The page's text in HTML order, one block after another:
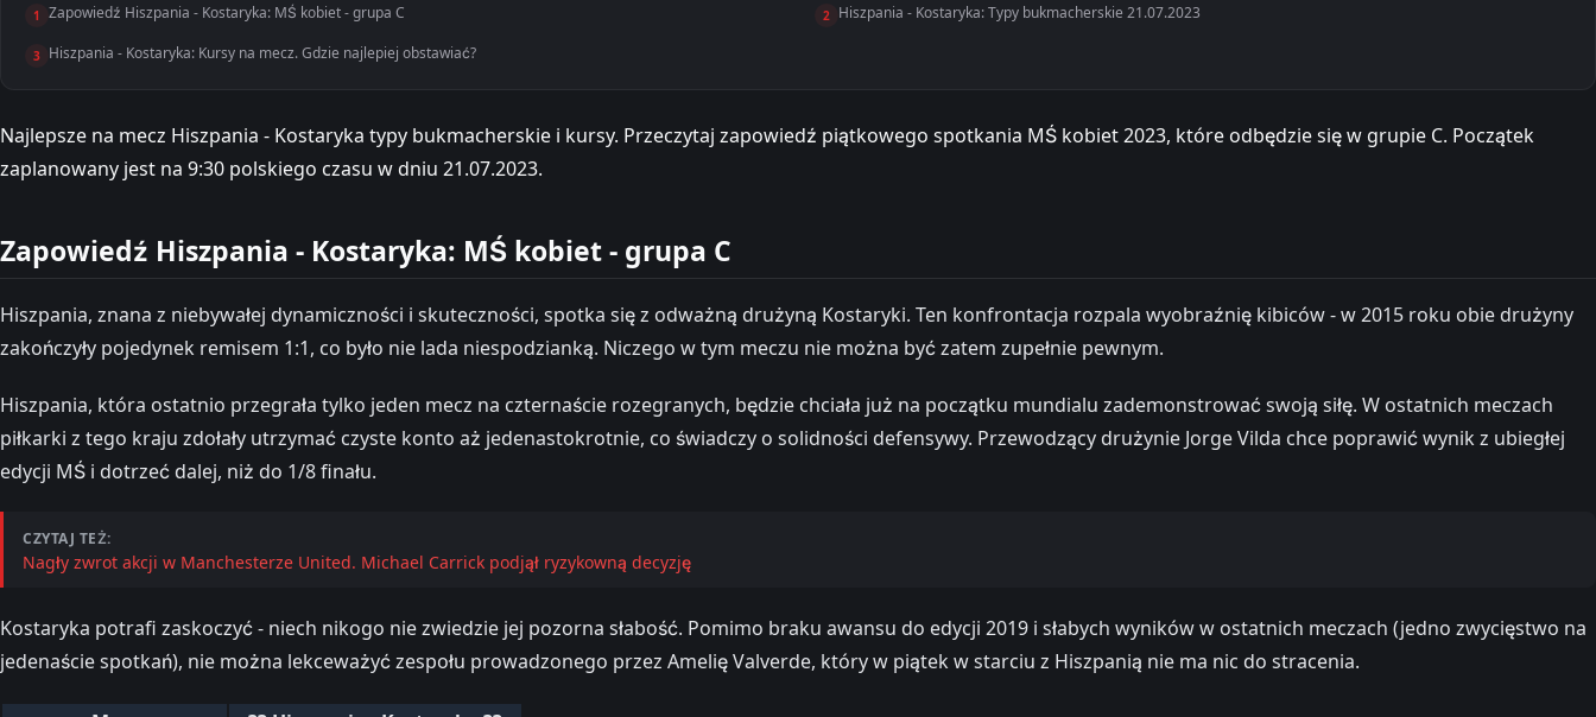
1 Zapowiedź Hiszpania - Kostaryka: MŚ kobiet - grupa C 2 Hiszpania - Kostaryka: Typy bukmacherskie 21.07.2023
3 Hiszpania - Kostaryka: Kursy na mecz. Gdzie najlepiej obstawiać?
Najlepsze na mecz Hiszpania - Kostaryka typy bukmacherskie i kursy. Przeczytaj zapowiedź piątkowego spotkania MŚ kobiet 2023, które odbędzie się w grupie C. Początek
zaplanowany jest na 9:30 polskiego czasu w dniu 21.07.2023.
Zapowiedź Hiszpania - Kostaryka: MŚ kobiet - grupa C
Hiszpania, znana z niebywałej dynamiczności i skuteczności, spotka się z odważną drużyną Kostaryki. Ten konfrontacja rozpala wyobraźnię kibiców - w 2015 roku obie drużyny
zakończyły pojedynek remisem 1:1, co było nie lada niespodzianką. Niczego w tym meczu nie można być zatem zupełnie pewnym.
Hiszpania, która ostatnio przegrała tylko jeden mecz na czternaście rozegranych, będzie chciała już na początku mundialu zademonstrować swoją siłę. W ostatnich meczach
piłkarki z tego kraju zdołały utrzymać czyste konto aż jedenastokrotnie, co świadczy o solidności defensywy. Przewodzący drużynie Jorge Vilda chce poprawić wynik z ubiegłej
edycji MŚ i dotrzeć dalej, niż do 1/8 finału.
CZYTAJ TEŻ:
Nagły zwrot akcji w Manchesterze United. Michael Carrick podjął ryzykowną decyzję
Kostaryka potrafi zaskoczyć - niech nikogo nie zwiedzie jej pozorna słabość. Pomimo braku awansu do edycji 2019 i słabych wyników w ostatnich meczach (jedno zwycięstwo na
jedenaście spotkań), nie można lekceważyć zespołu prowadzonego przez Amelię Valverde, który w piątek w starciu z Hiszpanią nie ma nic do stracenia.